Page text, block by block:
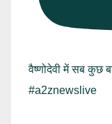
वैष्णोदेवी में सब कुछ
#a2znewslive